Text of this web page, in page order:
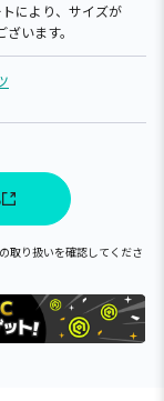
により、サイズが
います。
取り扱いを確認してくださ